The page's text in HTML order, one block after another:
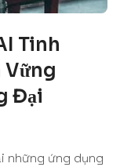
Tinh
Vững
Đại
những ứng dụng